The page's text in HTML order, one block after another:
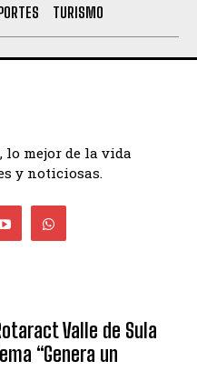
TURISMO
lo mejor de la vida
y noticiosas.
Valle de Sula
“Genera un